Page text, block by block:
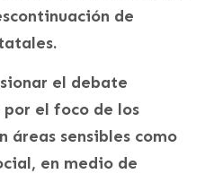
de
el debate
el foco de los
áreas sensibles como
en medio de